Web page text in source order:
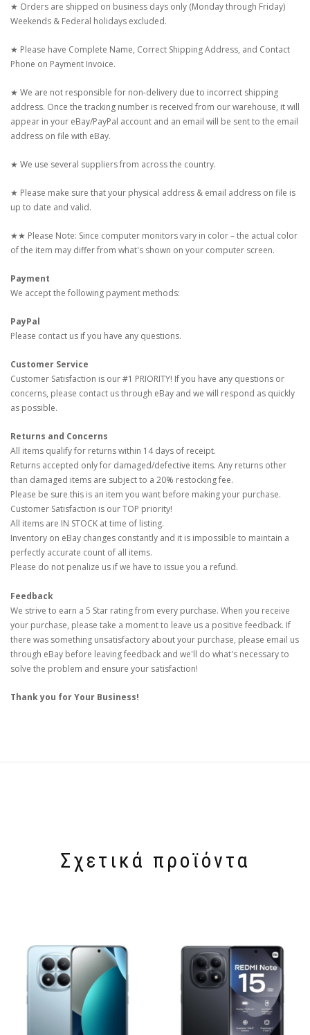
★ Orders are shipped on business days only (Monday through Friday)
Weekends & Federal holidays excluded.
★ Please have Complete Name, Correct Shipping Address, and Contact
Phone on Payment Invoice.
★ We are not responsible for non-delivery due to incorrect shipping
address. Once the tracking number is received from our warehouse, it will
appear in your eBay/PayPal account and an email will be sent to the email
address on file with eBay.
★ We use several suppliers from across the country.
★ Please make sure that your physical address & email address on file is
up to date and valid.
★★ Please Note: Since computer monitors vary in color – the actual color
of the item may differ from what's shown on your computer screen.
Payment
We accept the following payment methods:
PayPal
Please contact us if you have any questions.
Customer Service
Customer Satisfaction is our #1 PRIORITY! If you have any questions or
concerns, please contact us through eBay and we will respond as quickly
as possible.
Returns and Concerns
All items qualify for returns within 14 days of receipt.
Returns accepted only for damaged/defective items. Any returns other
than damaged items are subject to a 20% restocking fee.
Please be sure this is an item you want before making your purchase.
Customer Satisfaction is our TOP priority!
All items are IN STOCK at time of listing.
Inventory on eBay changes constantly and it is impossible to maintain a
perfectly accurate count of all items.
Please do not penalize us if we have to issue you a refund.
Feedback
We strive to earn a 5 Star rating from every purchase. When you receive
your purchase, please take a moment to leave us a positive feedback. If
there was something unsatisfactory about your purchase, please email us
through eBay before leaving feedback and we'll do what's necessary to
solve the problem and ensure your satisfaction!
Thank you for Your Business!
Σχετικά προϊόντα